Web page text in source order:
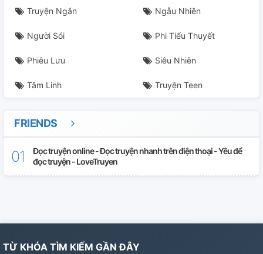
Truyện Ngắn Ngẫu Nhiên
Người Sói Phi Tiểu Thuyết
Phiêu Lưu Siêu Nhiên
Tâm Linh Truyện Teen
FRIENDS
Đọc truyện online - Đọc truyện nhanh trên điện thoại - Yêu để
đọc truyện - LoveTruyen
TỪ KHÓA TÌM KIẾM GẦN ĐÂY